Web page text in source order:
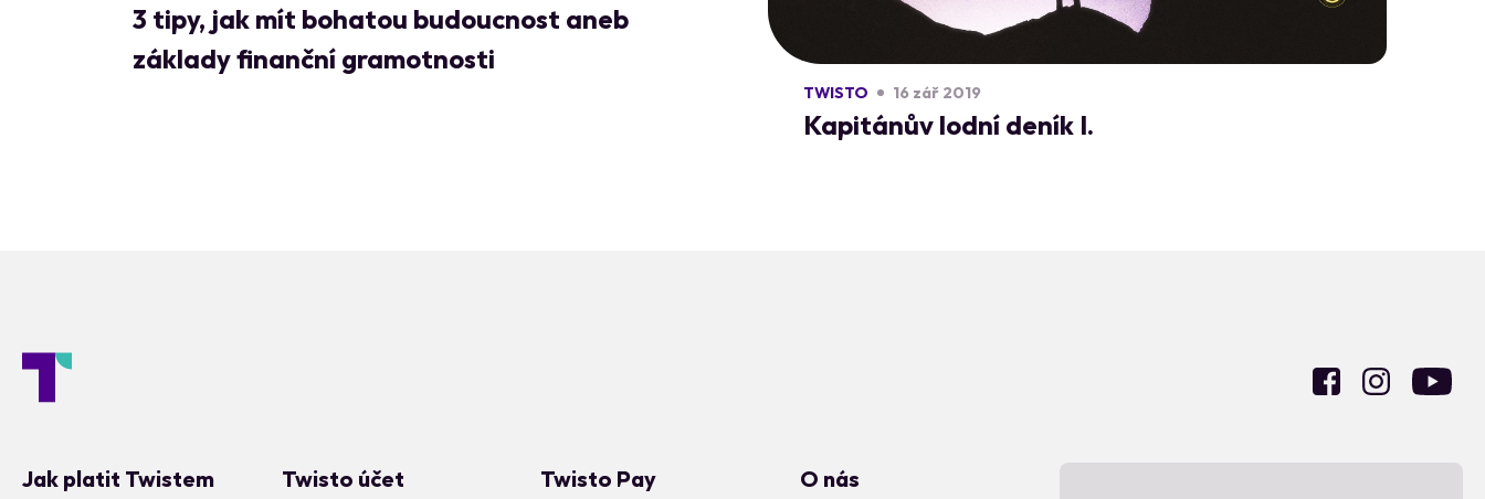
3 tipy, jak mít bohatou budoucnost aneb
základy finanční gramotnosti
TWISTO 16 zář 2019
Kapitánův lodní deník I.
Jak platit Twistem Twisto účet Twisto Pay O nás